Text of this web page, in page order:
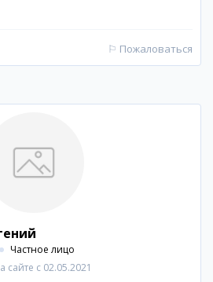
⚐ Пожаловаться
Частное лицо
сайте с 02.05.2021